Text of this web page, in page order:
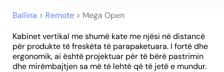
Ballina > Remote > Mega Open
Kabinet vertikal me shumë kate me njësi në distancë
për produkte të freskëta të parapaketuara. I fortë dhe
ergonomik, ai është projektuar për të bërë pastrimin
dhe mirëmbajtjen sa më të lehtë që të jetë e mundur.